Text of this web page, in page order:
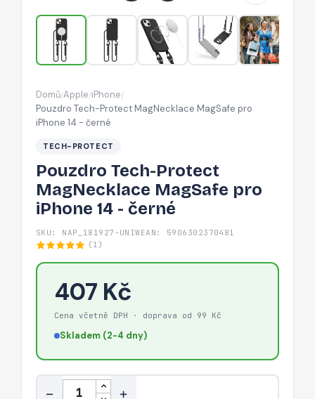
iPhone
14
-
černé
Domů/Apple/iPhone/
Pouzdro Tech-Protect MagNecklace MagSafe pro
iPhone 14 - černé
TECH-PROTECT
Pouzdro Tech-Protect
MagNecklace MagSafe pro
iPhone 14 - černé
SKU: NAP_181927-UNIWEAN: 5906302370481
(1)
407 Kč
Cena včetně DPH · doprava od 99 Kč
Skladem (2-4 dny)
Množství
− +